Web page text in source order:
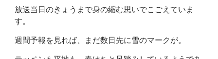
放送当日のきょうまで身の縮む思いでこごえていま
す。
週間予報を見れば、まだ数日先に雪のマークが。